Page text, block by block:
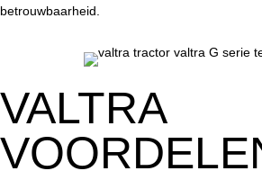
betrouwbaarheid.
VALTRA